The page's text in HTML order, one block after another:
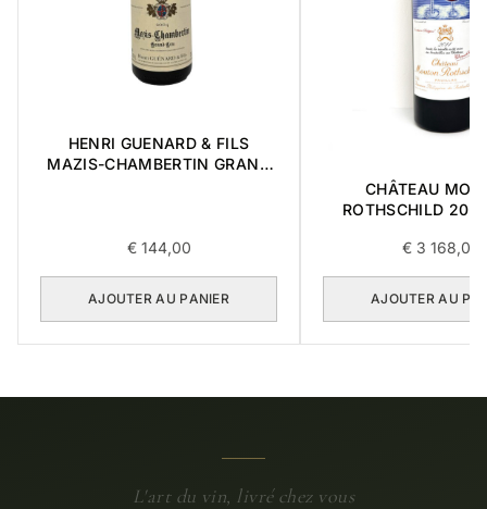
HENRI GUENARD & FILS
MAZIS-CHAMBERTIN GRAND
€144,00
AJOUTER AU PANIER
CHÂTEAU
ROTHSCHILD
€ 3 168,00
AJOUTER AU
L'art du vin, livré chez vous